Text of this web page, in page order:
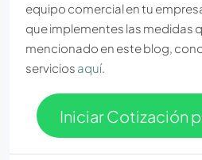
equipo comercial en tu
que implementes las medidas
mencionado en este blog,
servicios aquí.
Iniciar Cotización